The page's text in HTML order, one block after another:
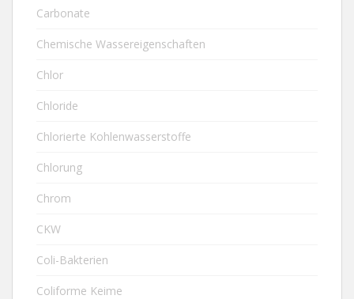
Carbonate
Chemische Wassereigenschaften
Chlor
Chloride
Chlorierte Kohlenwasserstoffe
Chlorung
Chrom
CKW
Coli-Bakterien
Coliforme Keime